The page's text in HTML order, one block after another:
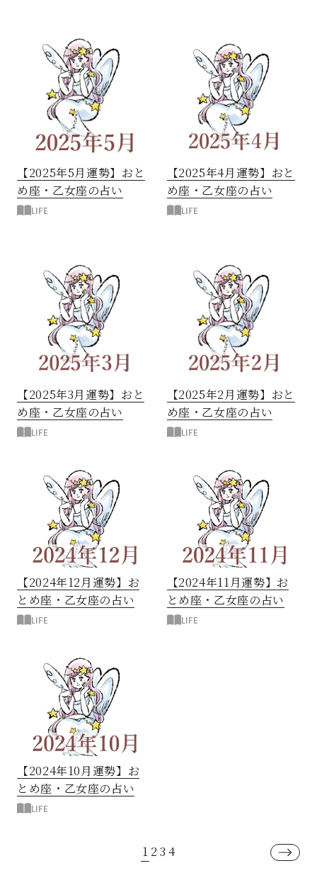
【2025年5月運勢】おと
め座・乙女座の占い
LIFE
【2025年4月運勢】おと
め座・乙女座の占い
LIFE
【2025年3月運勢】おと
め座・乙女座の占い
LIFE
【2025年2月運勢】おと
め座・乙女座の占い
LIFE
【2024年12月運勢】お
とめ座・乙女座の占い
LIFE
【2024年11月運勢】お
とめ座・乙女座の占い
LIFE
【2024年10月運勢】お
とめ座・乙女座の占い
LIFE
1 23 4